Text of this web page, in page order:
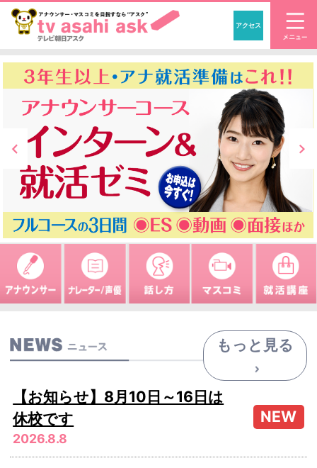
「アナウンサー・
アクセス
企業研修もアスクにお任せください！
Prev
もっと見る
【お知らせ】8月10日～16日は
休校です
2026.8.8